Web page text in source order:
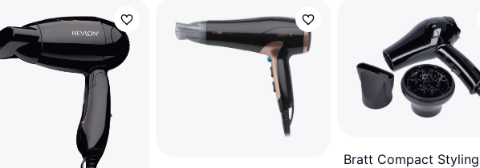
Bratt Compact Styling